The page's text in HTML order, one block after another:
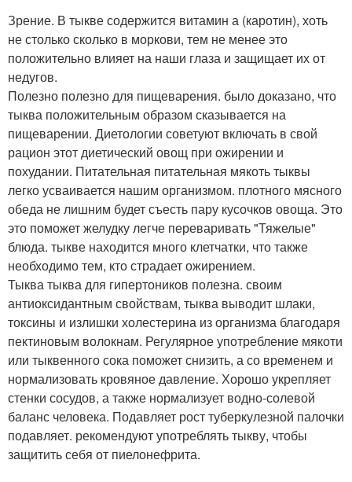
Зрение. В тыкве содержится витамин а (каротин), хоть
не столько сколько в моркови, тем не менее это
положительно влияет на наши глаза и защищает их от
недугов.
Полезно полезно для пищеварения. было доказано, что
тыква положительным образом сказывается на
пищеварении. Диетологии советуют включать в свой
рацион этот диетический овощ при ожирении и
похудании. Питательная питательная мякоть тыквы
легко усваивается нашим организмом. плотного мясного
обеда не лишним будет съесть пару кусочков овоща. Это
это поможет желудку легче переваривать "Тяжелые"
блюда. тыкве находится много клетчатки, что также
необходимо тем, кто страдает ожирением.
Тыква тыква для гипертоников полезна. своим
антиоксидантным свойствам, тыква выводит шлаки,
токсины и излишки холестерина из организма благодаря
пектиновым волокнам. Регулярное употребление мякоти
или тыквенного сока поможет снизить, а со временем и
нормализовать кровяное давление. Хорошо укрепляет
стенки сосудов, а также нормализует водно-солевой
баланс человека. Подавляет рост туберкулезной палочки
подавляет. рекомендуют употреблять тыкву, чтобы
защитить себя от пиелонефрита.